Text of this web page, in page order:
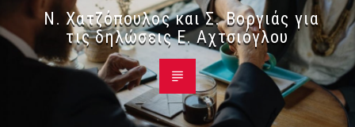
Ν. Χατζόπουλος και Σ. Βοργιάς για
τις δηλώσεις Ε. Αχτσιόγλου